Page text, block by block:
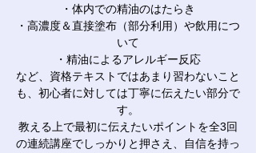
・体内での精油のはたらき
・高濃度＆直接塗布（部分利用）や飲用につ
いて
・精油によるアレルギー反応
など、資格テキストではあまり習わないこと
も、初心者に対しては丁寧に伝えたい部分で
す。
教える上で最初に伝えたいポイントを全3回
の連続講座でしっかりと押さえ、自信を持っ